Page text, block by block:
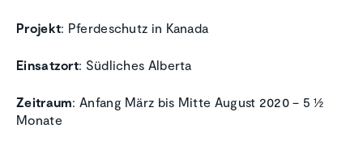
Projekt: Pferdeschutz in Kanada
Einsatzort: Südliches Alberta
Zeitraum: Anfang März bis Mitte August 2020 – 5 ½
Monate